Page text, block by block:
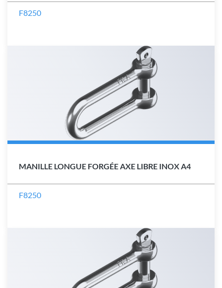
F8250
MANILLE LONGUE FORGÉE AXE LIBRE INOX A4
F8250